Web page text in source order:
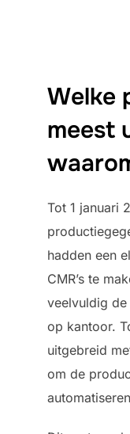
Welke
meest
Tot 1 januari
hadden een
CMR’s te
veelvuldig
op kantoor.
uitgebreid
om de